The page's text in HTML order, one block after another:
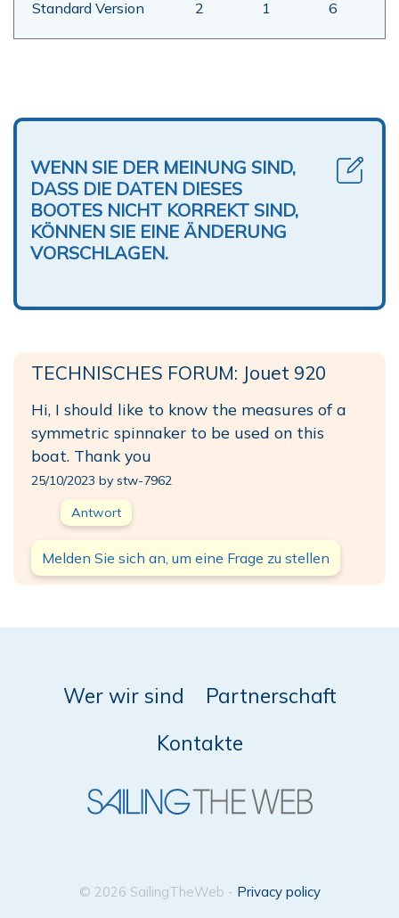
Standard Version 2 1 6
WENN SIE DER MEINUNG SIND,
DASS DIE DATEN DIESES
BOOTES NICHT KORREKT SIND,
KÖNNEN SIE EINE ÄNDERUNG
VORSCHLAGEN.
TECHNISCHES FORUM: Jouet 920
Hi, I should like to know the measures of a
symmetric spinnaker to be used on this
boat. Thank you
25/10/2023 by stw-7962
Antwort
Melden Sie sich an, um eine Frage zu stellen
Wer wir sind
Partnerschaft
Kontakte
© 2026 SailingTheWeb - Privacy policy